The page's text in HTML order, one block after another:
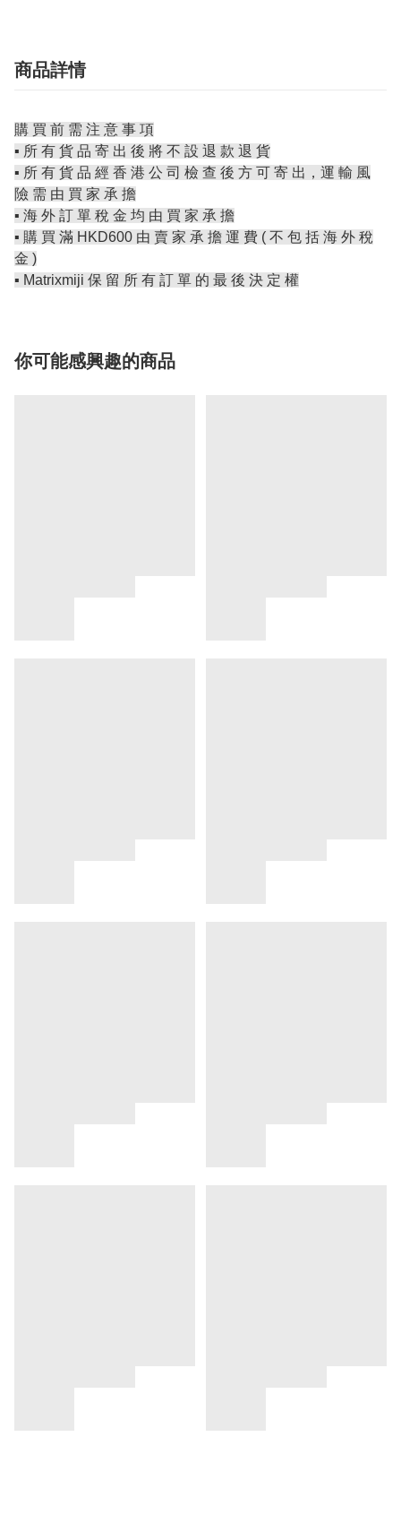
商品詳情
購 買 前 需 注 意 事 項
▪️ 所 有 貨 品 寄 出 後 將 不 設 退 款 退 貨
▪️ 所 有 貨 品 經 香 港 公 司 檢 查 後 方 可 寄 出，運 輸 風
險 需 由 買 家 承 擔
▪️ 海 外 訂 單 稅 金 均 由 買 家 承 擔
▪️ 購 買 滿 HKD600 由 賣 家 承 擔 運 費 ( 不 包 括 海 外 稅
金 )
▪️ Matrixmiji 保 留 所 有 訂 單 的 最 後 決 定 權
你可能感興趣的商品